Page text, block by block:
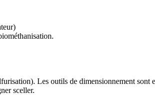
Les outils de dimensionnement sont
sceller.